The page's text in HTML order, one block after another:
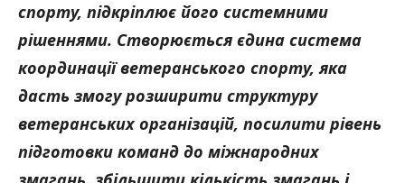
спорту, підкріплює його системними
рішеннями. Створюється єдина система
координації ветеранського спорту, яка
дасть змогу розширити структуру
ветеранських організацій, посилити рівень
підготовки команд до міжнародних